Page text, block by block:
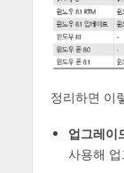
정리하면 이
업그레이
사용해